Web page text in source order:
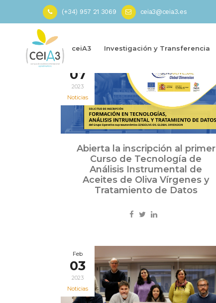
(+34) 957 21 3069 ceia3@ceia3.es
ceiA3 Investigación y Transferencia
Inicio»FEADER Página 17
07
2023
Noticias
Abierta la inscripción al primer
Curso de Tecnología de
Análisis Instrumental de
Aceites de Oliva Vírgenes y
Tratamiento de Datos
Feb
03
2023
Noticias